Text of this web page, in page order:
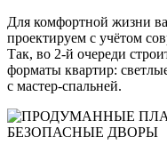
Для комфортной жизни
проектируем с учётом
Так, во 2-й очереди
форматы квартир:
с мастер-спальней.
БЕЗОПАСНЫЕ ДВОРЫ